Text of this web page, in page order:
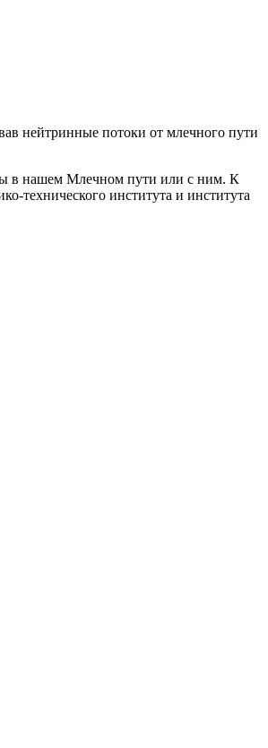
нейтринные потоки от млечного пути
в нашем Млечном пути или с ним. К
технического института и института